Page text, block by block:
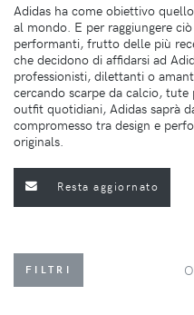
Adidas ha come obiettivo
al mondo. E per raggiungere
performanti, frutto delle più
che decidono di affidarsi ad
professionisti, dilettanti o
cercando scarpe da calcio,
outfit quotidiani, Adidas saprà
compromesso tra design e
originals.
Resta aggiornato
FILTRI